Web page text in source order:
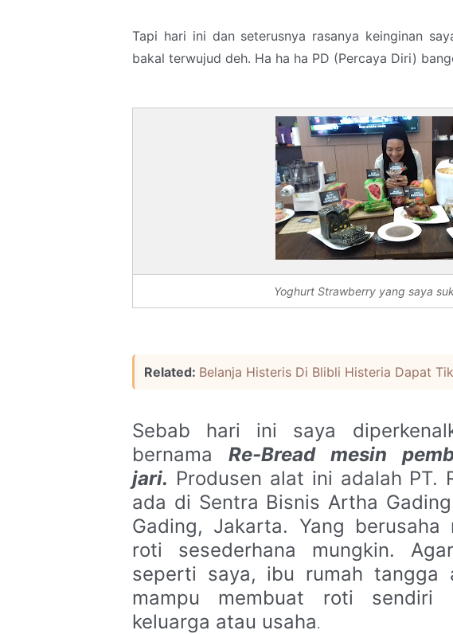
Tapi hari ini dan seterusnya rasanya keinginan
bakal terwujud deh. Ha ha ha PD (Percaya Diri)
Yoghurt Strawberry yang saya
Related: Belanja Histeris Di Blibli Histeria Dapat
Sebab hari ini saya
bernama Re-Bread mesin
jari. Produsen alat ini adalah PT.
ada di Sentra Bisnis Artha
Gading, Jakarta. Yang
roti sesederhana mungkin.
seperti saya, ibu rumah tangga
mampu membuat roti sendiri
keluarga atau usaha.